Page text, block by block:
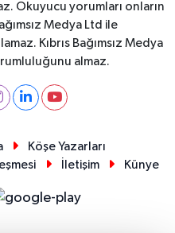
Okuyucu yorumları onların
Medya Ltd ile
Kıbrıs Bağımsız Medya
almaz.
Köşe Yazarları
İletişim Künye